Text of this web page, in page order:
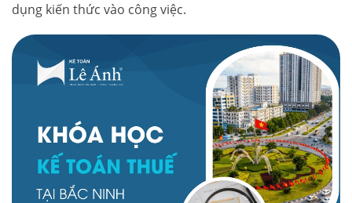
dụng kiến thức vào công việc.